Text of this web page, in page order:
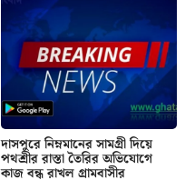
দাসপুরে নিম্নমানের সামগ্রী দিয়ে
পথশ্রীর রাস্তা তৈরির অভিযোগে
কাজ বন্ধ রাখল গ্রামবাসীর